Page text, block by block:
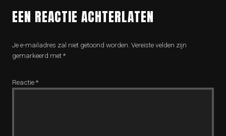
EEN REACTIE ACHTERLATEN
Je e-mailadres zal niet getoond worden. Vereiste velden zijn
gemarkeerd met*
Reactie*